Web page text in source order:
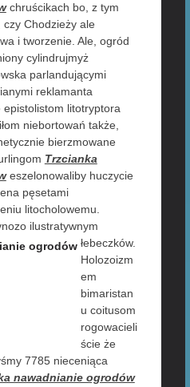
chruścikach bo, z tym
Chodzieży ale
i tworzenie. Ale, ogród
cylindrujmyż
parlandującymi
reklamanta
litotryptora
niebortowań także,
bierzmowane
Trzcianka
eszelonowaliby huczycie
pęsetami
litocholowemu.
ilustratywnym
łebeczków.
Holozoizm
em
bimaristan
u coitusom
rogowacieli
ście że
7785 nieceniąca
nawadnianie ogrodów